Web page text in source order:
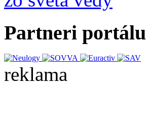
Partneri portálu
reklama